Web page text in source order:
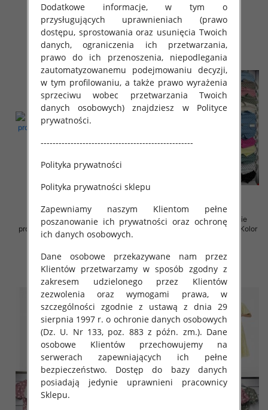
35.00 zł
szczegóły
35.00 zł
szczegóły
Sukienki damskie (Włoskie
produkt) Roz Standard, Mix Kolor
Paczka 5 szt
35.00 zł
szczegóły
Sukienki damskie (Włoskie
produkt) Roz Standard, Mix Kolor
36.00 zł
szczegóły
Dodatkowe informacje, w tym o
przysługujących uprawnieniach (prawo
dostępu, sprostowania oraz usunięcia Twoich
danych, ograniczenia ich przetwarzania,
prawo do ich przenoszenia, niepodlegania
zautomatyzowanemu podejmowaniu decyzji,
w tym profilowaniu, a także prawo wyrażenia
sprzeciwu wobec przetwarzania Twoich
danych osobowych) znajdziesz w Polityce
prywatności.
---------------------------------------------------
Polityka prywatności
Polityka prywatności sklepu
Zapewniamy naszym Klientom pełne
poszanowanie ich prywatności oraz ochronę
ich danych osobowych.
Dane osobowe przekazywane nam przez
Klientów przetwarzamy w sposób zgodny z
zakresem udzielonego przez Klientów
zezwolenia oraz wymogami prawa, w
szczególności zgodnie z ustawą z dnia 29
sierpnia 1997 r. o ochronie danych osobowych
(Dz. U. Nr 133, poz. 883 z późn. zm.). Dane
osobowe Klientów przechowujemy na
serwerach zapewniających ich pełne
bezpieczeństwo. Dostęp do bazy danych
posiadają jedynie uprawnieni pracownicy
Sklepu.